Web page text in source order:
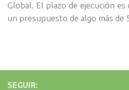
Global. El plazo de ejecución
un presupuesto de algo más de
SEGUIR: